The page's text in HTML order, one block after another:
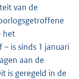
van de
het
is sinds 1 januari
aan de
is geregeld in de